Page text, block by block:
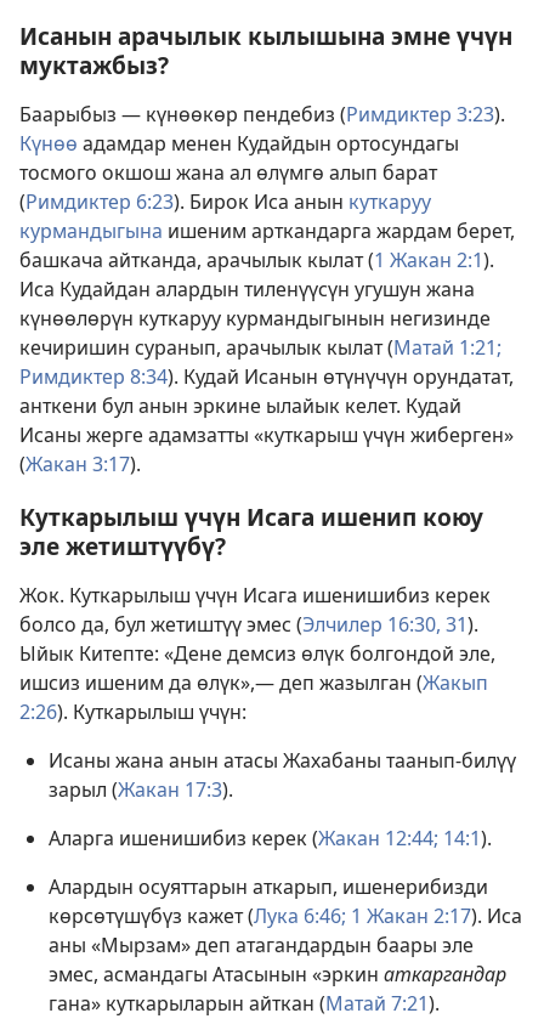
Исанын арачылык кылышына эмне үчүн
муктажбыз?
Баарыбыз — күнөөкөр пендебиз (Римдиктер 3:23).
Күнөө адамдар менен Кудайдын ортосундагы
тосмого окшош жана ал өлүмгө алып барат
(Римдиктер 6:23). Бирок Иса анын куткаруу
курмандыгына ишеним арткандарга жардам берет,
башкача айтканда, арачылык кылат (1 Жакан 2:1).
Иса Кудайдан алардын тиленүүсүн угушун жана
күнөөлөрүн куткаруу курмандыгынын негизинде
кечиришин суранып, арачылык кылат (Матай 1:21;
Римдиктер 8:34). Кудай Исанын өтүнүчүн орундатат,
анткени бул анын эркине ылайык келет. Кудай
Исаны жерге адамзатты «куткарыш үчүн жиберген»
(Жакан 3:17).
Куткарылыш үчүн Исага ишенип коюу
эле жетиштүүбү?
Жок. Куткарылыш үчүн Исага ишенишибиз керек
болсо да, бул жетиштүү эмес (Элчилер 16:30, 31).
Ыйык Китепте: «Дене демсиз өлүк болгондой эле,
ишсиз ишеним да өлүк»,— деп жазылган (Жакып
2:26). Куткарылыш үчүн:
Исаны жана анын атасы Жахабаны таанып-билүү
зарыл (Жакан 17:3).
Аларга ишенишибиз керек (Жакан 12:44; 14:1).
Алардын осуяттарын аткарып, ишенерибизди
көрсөтүшүбүз кажет (Лука 6:46; 1 Жакан 2:17). Иса
аны «Мырзам» деп атагандардын баары эле
эмес, асмандагы Атасынын «эркин аткаргандар
гана» куткарыларын айткан (Матай 7:21).